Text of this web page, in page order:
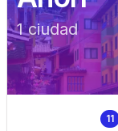
1ciudad
11